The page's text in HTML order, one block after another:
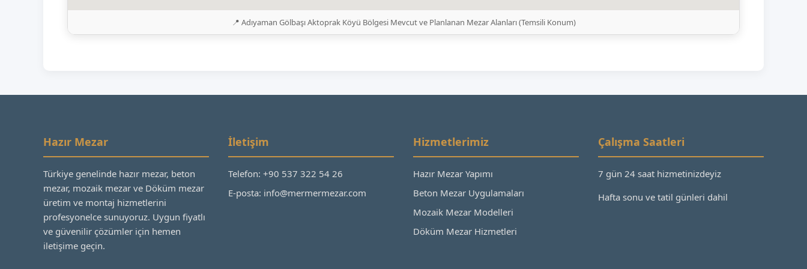
📍 Adıyaman Gölbaşı Aktoprak Köyü Bölgesi Mevcut ve Planlanan Mezar Alanları (Temsili Konum)
Hazır Mezar
Türkiye genelinde hazır mezar, beton
mezar, mozaik mezar ve Döküm mezar
üretim ve montaj hizmetlerini
profesyonelce sunuyoruz. Uygun fiyatlı
ve güvenilir çözümler için hemen
iletişime geçin.
İletişim
Telefon: +90 537 322 54 26
E-posta: info@mermermezar.com
Hizmetlerimiz
Hazır Mezar Yapımı
Beton Mezar Uygulamaları
Mozaik Mezar Modelleri
Döküm Mezar Hizmetleri
Çalışma Saatleri
7 gün 24 saat hizmetinizdeyiz
Hafta sonu ve tatil günleri dahil